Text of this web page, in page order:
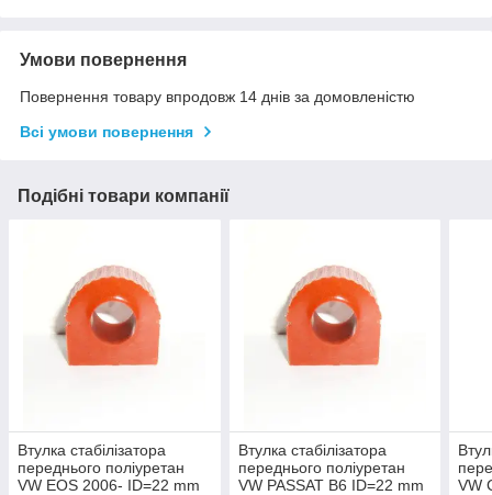
Умови повернення
Повернення товару впродовж 14 днів за домовленістю
Всі умови повернення
Подібні товари компанії
Втулка стабілізатора
переднього поліуретан
VW EOS 2006- ID=22 mm
Втулка стабілізатора
переднього поліуретан
VW PASSAT В6 ID=22 mm
VW